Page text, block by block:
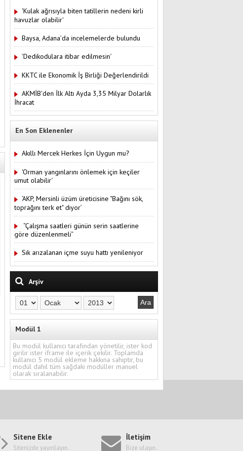
'Kulak ağrısıyla biten tatillerin nedeni kirli
havuzlar olabilir'
Baysa, Adana’da incelemelerde bulundu
'Dedikodulara itibar edilmesin'
KKTC ile Ekonomik İş Birliği Değerlendirildi
AKMİB'den İlk Altı Ayda 3,35 Milyar Dolarlık
İhracat
En Son Eklenenler
Akıllı Mercek Herkes İçin Uygun mu?
'Orman yangınlarını önlemek için keçiler
umut olabilir'
‘AKP, Mersinli üzüm üreticisine "Bağını sök,
toprağını terk et" diyor’
“Çalışma saatleri günün serin saatlerine
göre düzenlenmeli”
Sık arızalanan içme suyu hattı yenileniyor
Arşiv
Modül 1
Bu modül kullanıcı tarafından yönetilir, ister kod
girilir ister iframe ile içerik çekilir. Toplamda
kullanıcı 5 modül ekleme hakkına sahiptir, bu
modül dahil tüm sağdaki modüller manuel
olarak sıralanabilir.
Sitene Ekle
Sitenizde yayınlayın.
İletişim
Bize ulaşın.